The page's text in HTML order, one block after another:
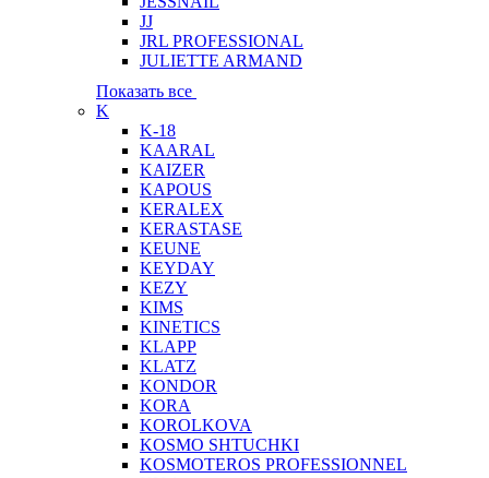
JJ
JRL PROFESSIONAL
JULIETTE ARMAND
Показать все
K
K-18
KAARAL
KAIZER
KAPOUS
KERALEX
KERASTASE
KEUNE
KEYDAY
KEZY
KIMS
KINETICS
KLAPP
KLATZ
KONDOR
KORA
KOROLKOVA
KOSMO SHTUCHKI
KOSMOTEROS PROFESSIONNEL